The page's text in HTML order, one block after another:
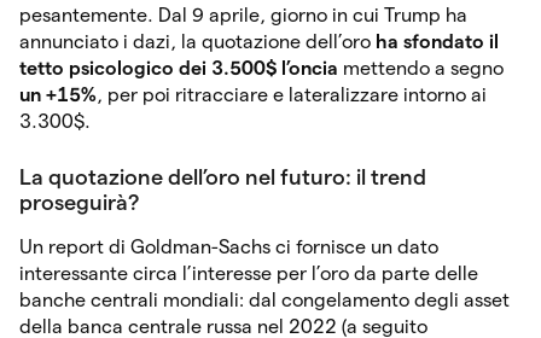
pesantemente. Dal 9 aprile, giorno in cui Trump ha
annunciato i dazi, la quotazione dell’oro ha sfondato il
tetto psicologico dei 3.500$ l’oncia mettendo a segno
un +15%, per poi ritracciare e lateralizzare intorno ai
3.300$.
La quotazione dell’oro nel futuro: il trend
proseguirà?
Un report di Goldman-Sachs ci fornisce un dato
interessante circa l’interesse per l’oro da parte delle
banche centrali mondiali: dal congelamento degli asset
della banca centrale russa nel 2022 (a seguito